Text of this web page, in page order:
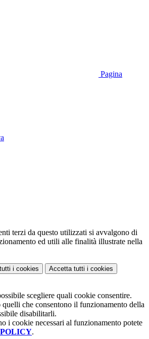
Pagina
terzi da questo utilizzati si avvalgono di
ed utili alle finalità illustrate nella
i cookies Accetta tutti i cookies
scegliere quali cookie consentire.
quelli che consentono il funzionamento della
disabilitarli.
i cookie necessari al funzionamento potete
.